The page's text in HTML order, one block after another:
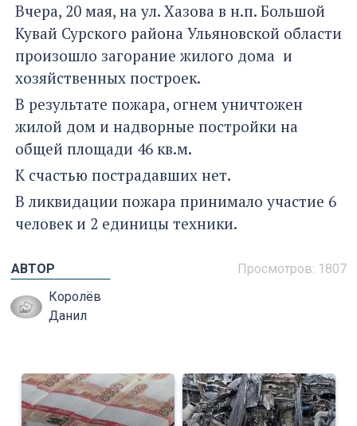
Вчера, 20 мая, на ул. Хазова в н.п. Большой
Кувай Сурского района Ульяновской области
произошло загорание жилого дома и
хозяйственных построек.
В результате пожара, огнем уничтожен
жилой дом и надворные постройки на
общей площади 46 кв.м.
К счастью пострадавших нет.
В ликвидации пожара принимало участие 6
человек и 2 единицы техники.
Просмотров: 1807
АВТОР
Королёв
Данил